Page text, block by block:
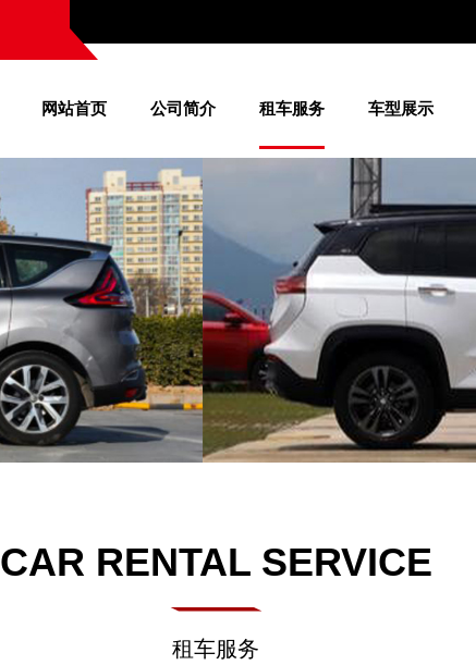
网站首页 公司简介 租车服务 车型展示
CAR RENTAL SERVICE
租车服务